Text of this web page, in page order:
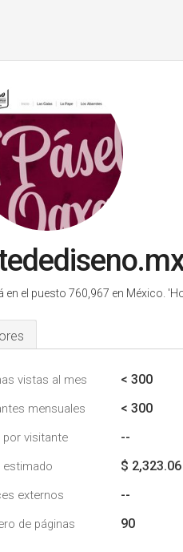
el puesto 760,967 en México.
vistas al mes < 300
mensuales < 300
por visitante --
estimado $ 2,323.06
externos --
de páginas 90